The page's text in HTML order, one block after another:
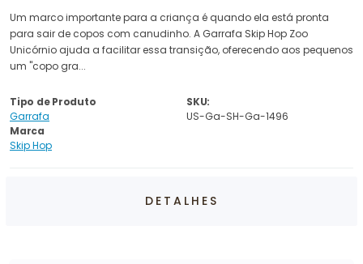
Um marco importante para a criança é quando ela está pronta
para sair de copos com canudinho. A Garrafa Skip Hop Zoo
Unicórnio ajuda a facilitar essa transição, oferecendo aos pequenos
um "copo gra...
Tipo de Produto
Garrafa
Marca
Skip Hop
SKU:
US-Ga-SH-Ga-1496
DETALHES